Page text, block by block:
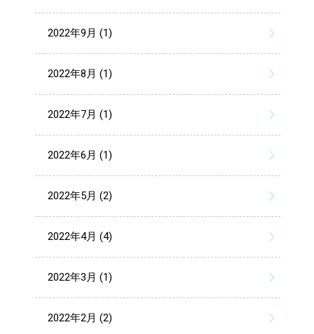
2022年9月 (1)
2022年8月 (1)
2022年7月 (1)
2022年6月 (1)
2022年5月 (2)
2022年4月 (4)
2022年3月 (1)
2022年2月 (2)